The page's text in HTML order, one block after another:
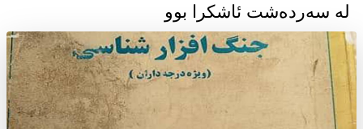
لە سەردەشت ئاشکرا بوو